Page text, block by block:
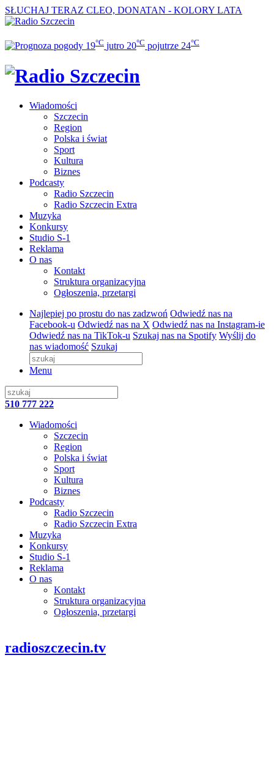
SŁUCHAJ TERAZ CLEO, DONATAN - KOLORY LATA
19°C jutro 20°C pojutrze 24°C
Wiadomości
Szczecin
Region
Polska i świat
Sport
Kultura
Biznes
Podcasty
Radio Szczecin
Radio Szczecin Extra
Muzyka
Konkursy
Studio S-1
Reklama
O nas
Kontakt
Struktura organizacyjna
Ogłoszenia, przetargi
Najlepiej po prostu do nas zadzwoń Odwiedź nas na
Facebook-u Odwiedź nas na X Odwiedź nas na Instagram-ie
Odwiedź nas na TikTok-u Szukaj nas na Spotify Wyślij do
nas wiadomość Szukaj
Menu
510 777 222
Wiadomości
Szczecin
Region
Polska i świat
Sport
Kultura
Biznes
Podcasty
Radio Szczecin
Radio Szczecin Extra
Muzyka
Konkursy
Studio S-1
Reklama
O nas
Kontakt
Struktura organizacyjna
Ogłoszenia, przetargi
radioszczecin.tv